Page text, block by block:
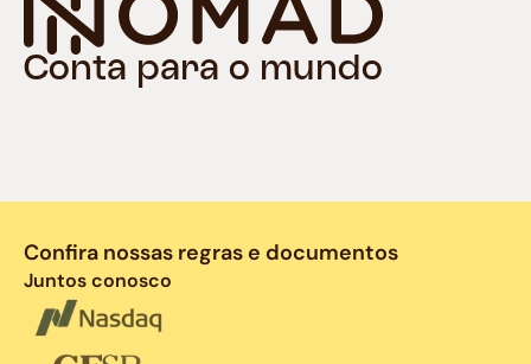
Conta para o mundo
Confira nossas regras e documentos
Juntos conosco